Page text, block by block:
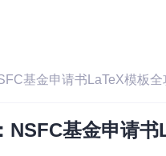
基金申请书LaTeX模板全
NSFC基金申请书